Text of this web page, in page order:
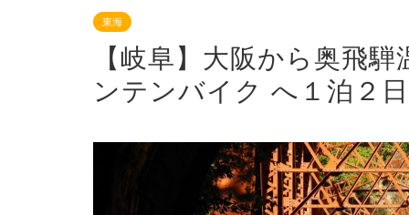
東海
【岐阜】大阪から奥飛
ンテンバイク へ１泊２